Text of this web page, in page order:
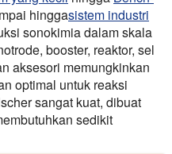
hinggasistem industri
sonokimia dalam skala
booster, reaktor, sel
aksesori memungkinkan
optimal untuk reaksi
sangat kuat, dibuat
sedikit